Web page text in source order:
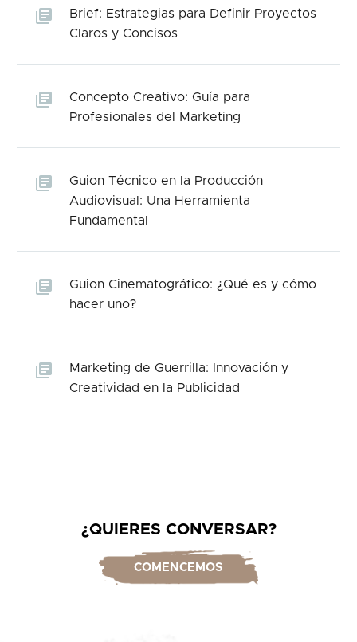
Brief: Estrategias para Definir Proyectos
Claros y Concisos
Concepto Creativo: Guía para
Profesionales del Marketing
Guion Técnico en la Producción
Audiovisual: Una Herramienta
Fundamental
Guion Cinematográfico: ¿Qué es y cómo
hacer uno?
Marketing de Guerrilla: Innovación y
Creatividad en la Publicidad
¿QUIERES CONVERSAR?
COMENCEMOS